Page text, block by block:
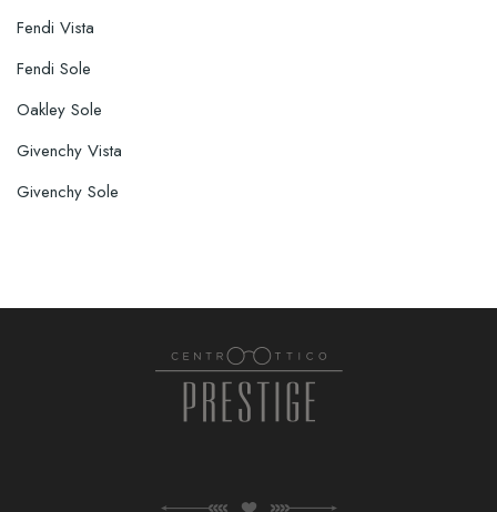
Fendi Vista
Fendi Sole
Oakley Sole
Givenchy Vista
Givenchy Sole